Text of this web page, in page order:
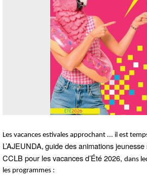
Les vacances estivales approchant ... il est
L’AJEUNDA, guide des animations
CCLB pour les vacances d’Été 2026, dans
les programmes :